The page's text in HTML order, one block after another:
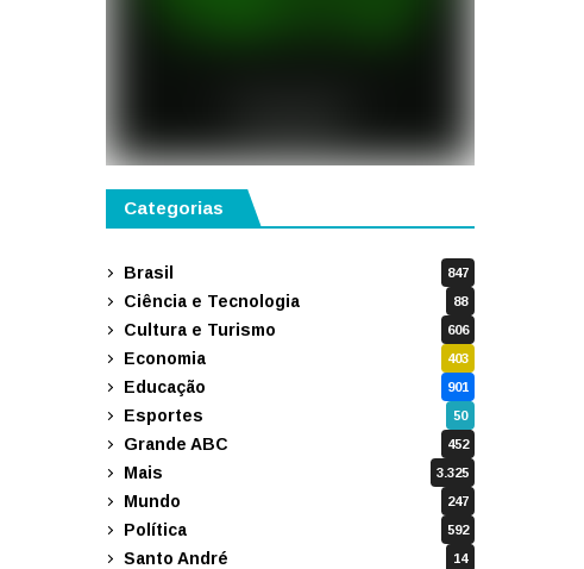
Categorias
Brasil 847
Ciência e Tecnologia 88
Cultura e Turismo 606
Economia 403
Educação 901
Esportes 50
Grande ABC 452
Mais 3.325
Mundo 247
Política 592
Santo André 14